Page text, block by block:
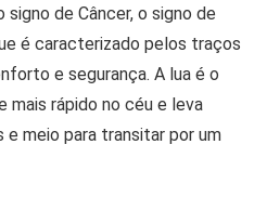
signo de Câncer, o signo de
é caracterizado pelos traços
e segurança. A lua é o
rápido no céu e leva
e meio para transitar por um